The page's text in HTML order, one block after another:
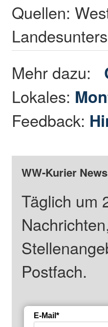
Quellen:
Mehr dazu:
Lokales:
Feedback:
WW-Kurier
Täglich um
Postfach.
E-Mail*